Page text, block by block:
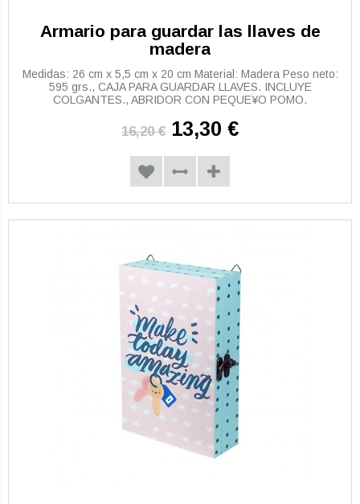
Armario para guardar las llaves de
madera
Medidas: 26 cm x 5,5 cm x 20 cm Material: Madera Peso neto:
595 grs., CAJA PARA GUARDAR LLAVES. INCLUYE
COLGANTES., ABRIDOR CON PEQUE¥O POMO.
16,20 € 13,30 €